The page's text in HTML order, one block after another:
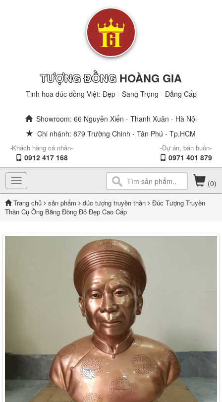
TƯỢNG ĐỒNG HOÀNG GIA
Tinh hoa đúc đồng Việt: Đẹp - Sang Trọng - Đẳng Cấp
Showroom: 66 Nguyễn Xiển - Thanh Xuân - Hà Nội
Chi nhánh: 879 Trường Chinh - Tân Phú - Tp.HCM
-Khách hàng cá nhân-
0912 417 168
-Dự án, bán buôn-
0971 401 879
Toggle
navigation
(0)
Trang chủ sản phẩm đúc tượng truyền thần
Đúc Tượng Truyền
Thần Cụ Ông Bằng Đồng Đỏ Đẹp Cao Cấp